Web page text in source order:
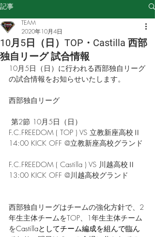
記事
10月5日（日）TOP・Castilla 西部
独自リーグ 試合情報
TEAM
2020年10月4日
10月5日（日）に行われる西部独自リーグ
の試合情報をお知らせいたします。
西部独自リーグ
第2節 10月5日（日）
F.C.FREEDOM ( TOP ) VS 立教新座高校Ⅱ
14:00 KICK OFF @立教新座高校グランド
F.C.FREEDOM ( Castilla ) VS 川越高校Ⅱ
13:00 KICK OFF @川越高校グランド
西部独自リーグはチームの強化方針で、2
年生主体チームをTOP、1年生主体チーム
をCastillaとしてチーム編成を組んで臨ん